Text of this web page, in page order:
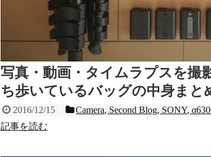
写真・動画・タイムラプスを撮
ち歩いているバッグの中身まと
2016/12/15 Camera, Second Blog, SONY,
記事を読む